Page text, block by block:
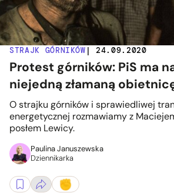
STRAJK GÓRNIKÓW | 24.09.2020
Protest górników: PiS ma
niejedną złamaną
O strajku górników i sprawiedliwej
energetycznej rozmawiamy z
posłem Lewicy.
Paulina Januszewska
Dziennikarka